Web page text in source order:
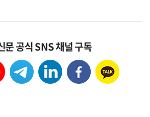
문 공식 SNS 채널 구독